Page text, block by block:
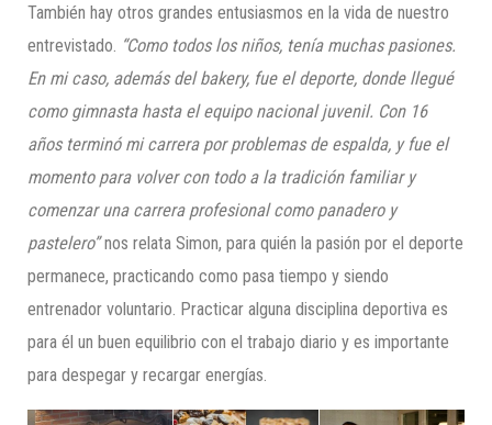
También hay otros grandes entusiasmos en la vida de nuestro
entrevistado. “Como todos los niños, tenía muchas pasiones.
En mi caso, además delbakery, fue el deporte, donde llegué
como gimnasta hasta el equipo nacional juvenil. Con 16
años terminó mi carrera por problemas de espalda, y fue el
momento para volver con todo a la tradición familiar y
comenzar una carrera profesional como panadero y
pastelero”nos relata Simon, para quién la pasión por el deporte
permanece, practicando como pasa tiempo y siendo
entrenador voluntario. Practicar alguna disciplina deportiva es
para él un buen equilibrio con el trabajo diario y es importante
para despegar y recargar energías.